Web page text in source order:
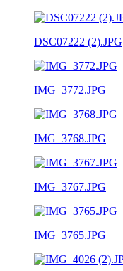
DSC07222 (2).JPG
IMG_3772.JPG
IMG_3768.JPG
IMG_3767.JPG
IMG_3765.JPG